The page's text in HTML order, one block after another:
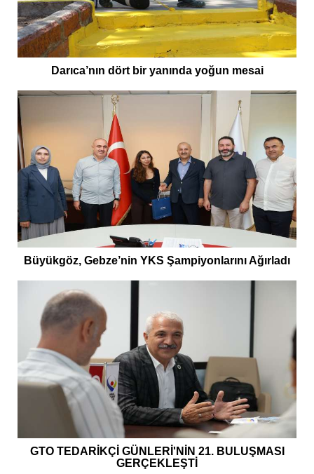
Darıca’nın dört bir yanında yoğun mesai
Büyükgöz, Gebze’nin YKS Şampiyonlarını Ağırladı
GTO TEDARİKÇİ GÜNLERİ'NİN 21. BULUŞMASI
GERÇEKLEŞTİ